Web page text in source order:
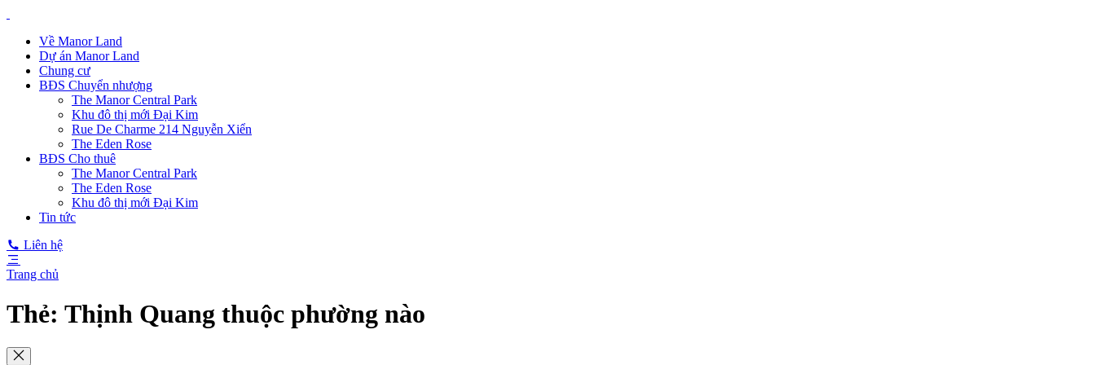
Về Manor Land
Dự án Manor Land
Chung cư
BĐS Chuyển nhượng
The Manor Central Park
Khu đô thị mới Đại Kim
Rue De Charme 214 Nguyễn Xiển
The Eden Rose
BĐS Cho thuê
The Manor Central Park
The Eden Rose
Khu đô thị mới Đại Kim
Tin tức
Liên hệ
Trang chủ
Thẻ: Thịnh Quang thuộc phường nào